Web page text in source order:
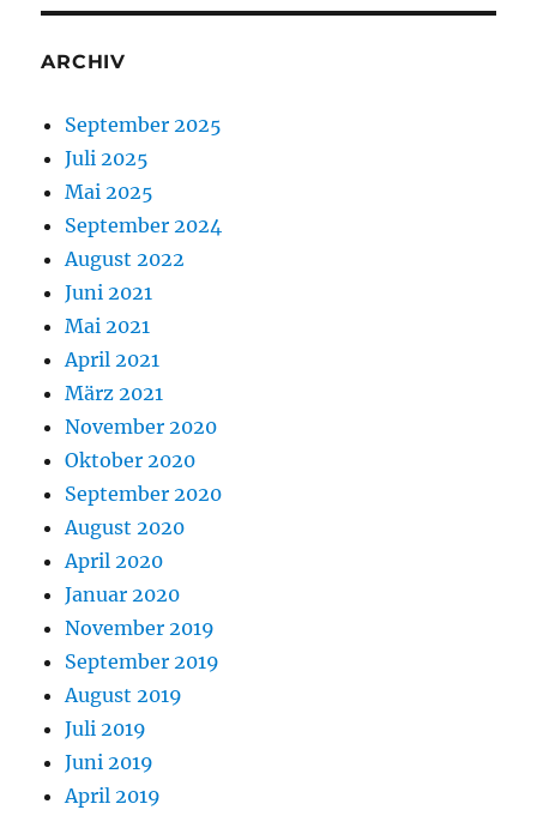
ARCHIV
September 2025
Juli 2025
Mai 2025
September 2024
August 2022
Juni 2021
Mai 2021
April 2021
März 2021
November 2020
Oktober 2020
September 2020
August 2020
April 2020
Januar 2020
November 2019
September 2019
August 2019
Juli 2019
Juni 2019
April 2019